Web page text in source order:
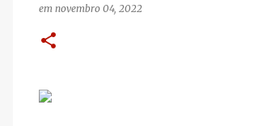
em novembro 04, 2022